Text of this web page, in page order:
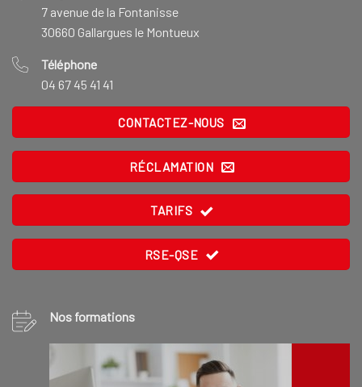
7 avenue de la Fontanisse
30660 Gallargues le Montueux
Téléphone
04 67 45 41 41
CONTACTEZ-NOUS
RÉCLAMATION
TARIFS
RSE-QSE
Nos formations